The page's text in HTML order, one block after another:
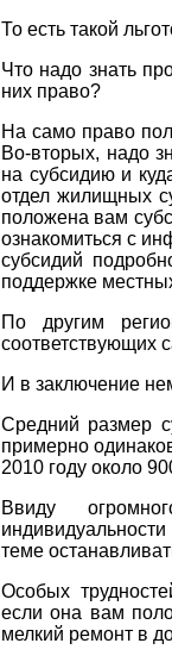
То есть такой
Что надо знать
них право?
На само право
Во-вторых, надо
на субсидию и
отдел жилищных
положена вам
ознакомиться с
субсидий
поддержке
По другим
соответствующих
И в заключение
Средний размер
примерно
2010 году около
Ввиду
теме
Особых
если она вам
мелкий ремонт в